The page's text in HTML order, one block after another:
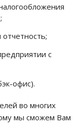
с
офис).
во многих
мы сможем Вам